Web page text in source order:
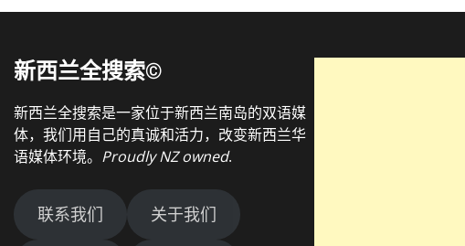
新西兰全搜索©
新西兰全搜索是一家位于新西兰南岛的双语媒
体，我们用自己的真诚和活力，改变新西兰华
语媒体环境。 Proudly NZ owned.
联系我们 关于我们